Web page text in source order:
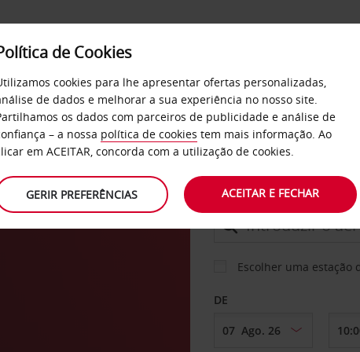
SERVIÇOS EMPRESAS
CARRO
LEVANTAR EM
Escolher uma estação
DE
de Cookies
cookies para lhe apresentar ofertas personalizadas,
de dados e melhorar a sua experiência no nosso site.
os dados com parceiros de publicidade e análise de
– a nossa política de cookies tem mais informação. Ao
em ACEITAR, concorda com a utilização de cookies.
GERIR PREFERÊNCIAS ACEITAR E FECHAR